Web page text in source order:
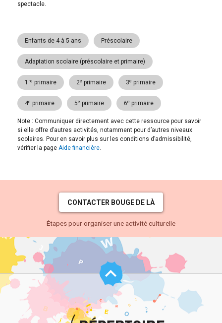
spectacle.
Enfants de 4 à 5 ans Préscolaire
Adaptation scolaire (préscolaire et primaire)
1 re primaire 2e primaire 3e primaire
4e primaire 5e primaire 6e primaire
Note : Communiquer directement avec cette ressource pour savoir
si elle offre d’autres activités, notamment pour d’autres niveaux
scolaires. Pour en savoir plus sur les conditions d’admissibilité,
vérifier la page Aide financière.
CONTACTER BOUGE DE LÀ
Étapes pour organiser une activité culturelle
de
page